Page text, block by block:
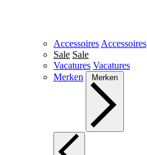
Accessoires Accessoires
Sale Sale
Vacatures Vacatures
Merken
Merken